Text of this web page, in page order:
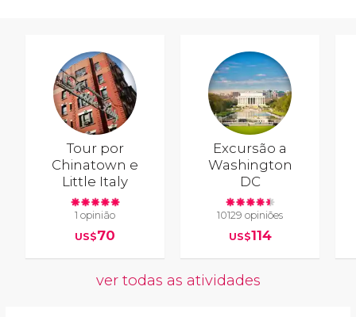
Tour por
Chinatown e
Little Italy
1 opinião
US$70
Excursão a
Washington
DC
10129 opiniões
US$114
ver todas as atividades